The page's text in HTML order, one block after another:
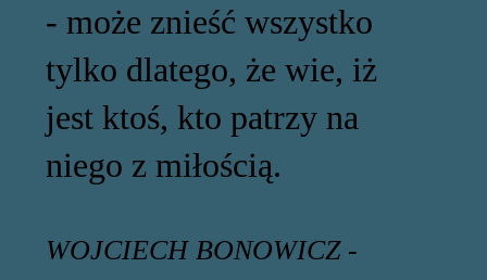
- może znieść wszystko
tylko dlatego, że wie, iż
jest ktoś, kto patrzy na
niego z miłością.
WOJCIECH BONOWICZ -